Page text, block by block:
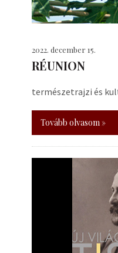
2022. december 15.
RÉUNION
természetrajzi és
Tovább olvasom »